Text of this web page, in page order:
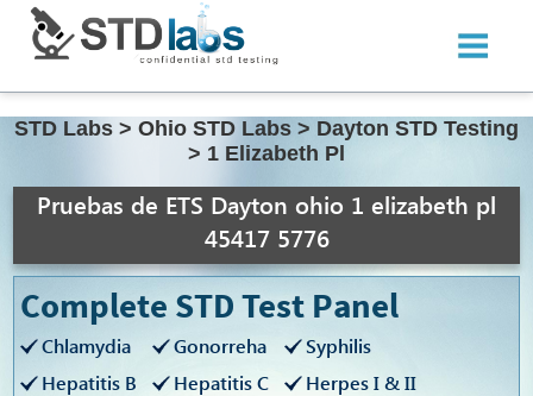
STD Labs > Ohio STD Labs > Dayton STD Testing
> 1 Elizabeth Pl
Pruebas de ETS Dayton ohio 1 elizabeth pl
45417 5776
Complete STD Test Panel
Chlamydia Gonorreha
Syphilis
Hepatitis B
Hepatitis C
Herpes I & II